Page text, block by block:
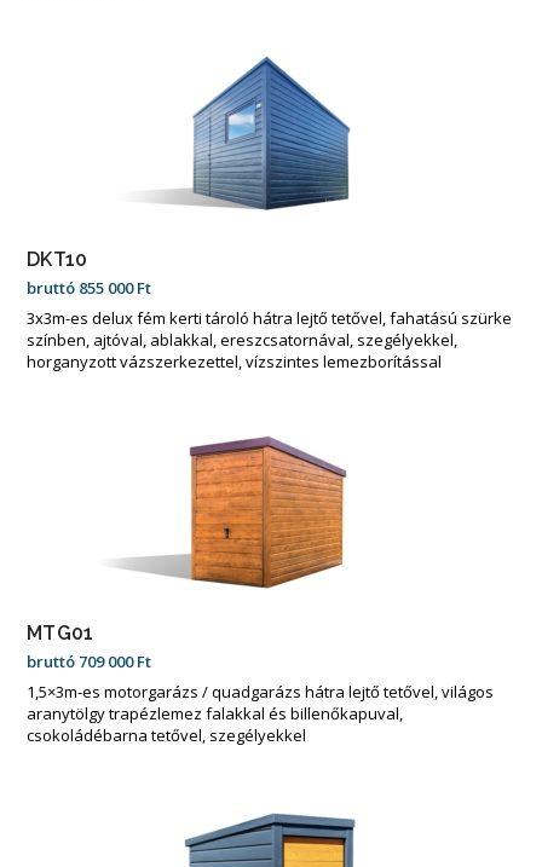
DKT10
bruttó 855 000Ft
3x3m-es delux fém kerti tároló hátra lejtő tetővel, fahatású szürke
színben, ajtóval, ablakkal, ereszcsatornával, szegélyekkel,
horganyzott vázszerkezettel, vízszintes lemezborítással
MTG01
bruttó 709 000Ft
1,5×3m-es motorgarázs / quadgarázs hátra lejtő tetővel, világos
aranytölgy trapézlemez falakkal és billenőkapuval,
csokoládébarna tetővel, szegélyekkel